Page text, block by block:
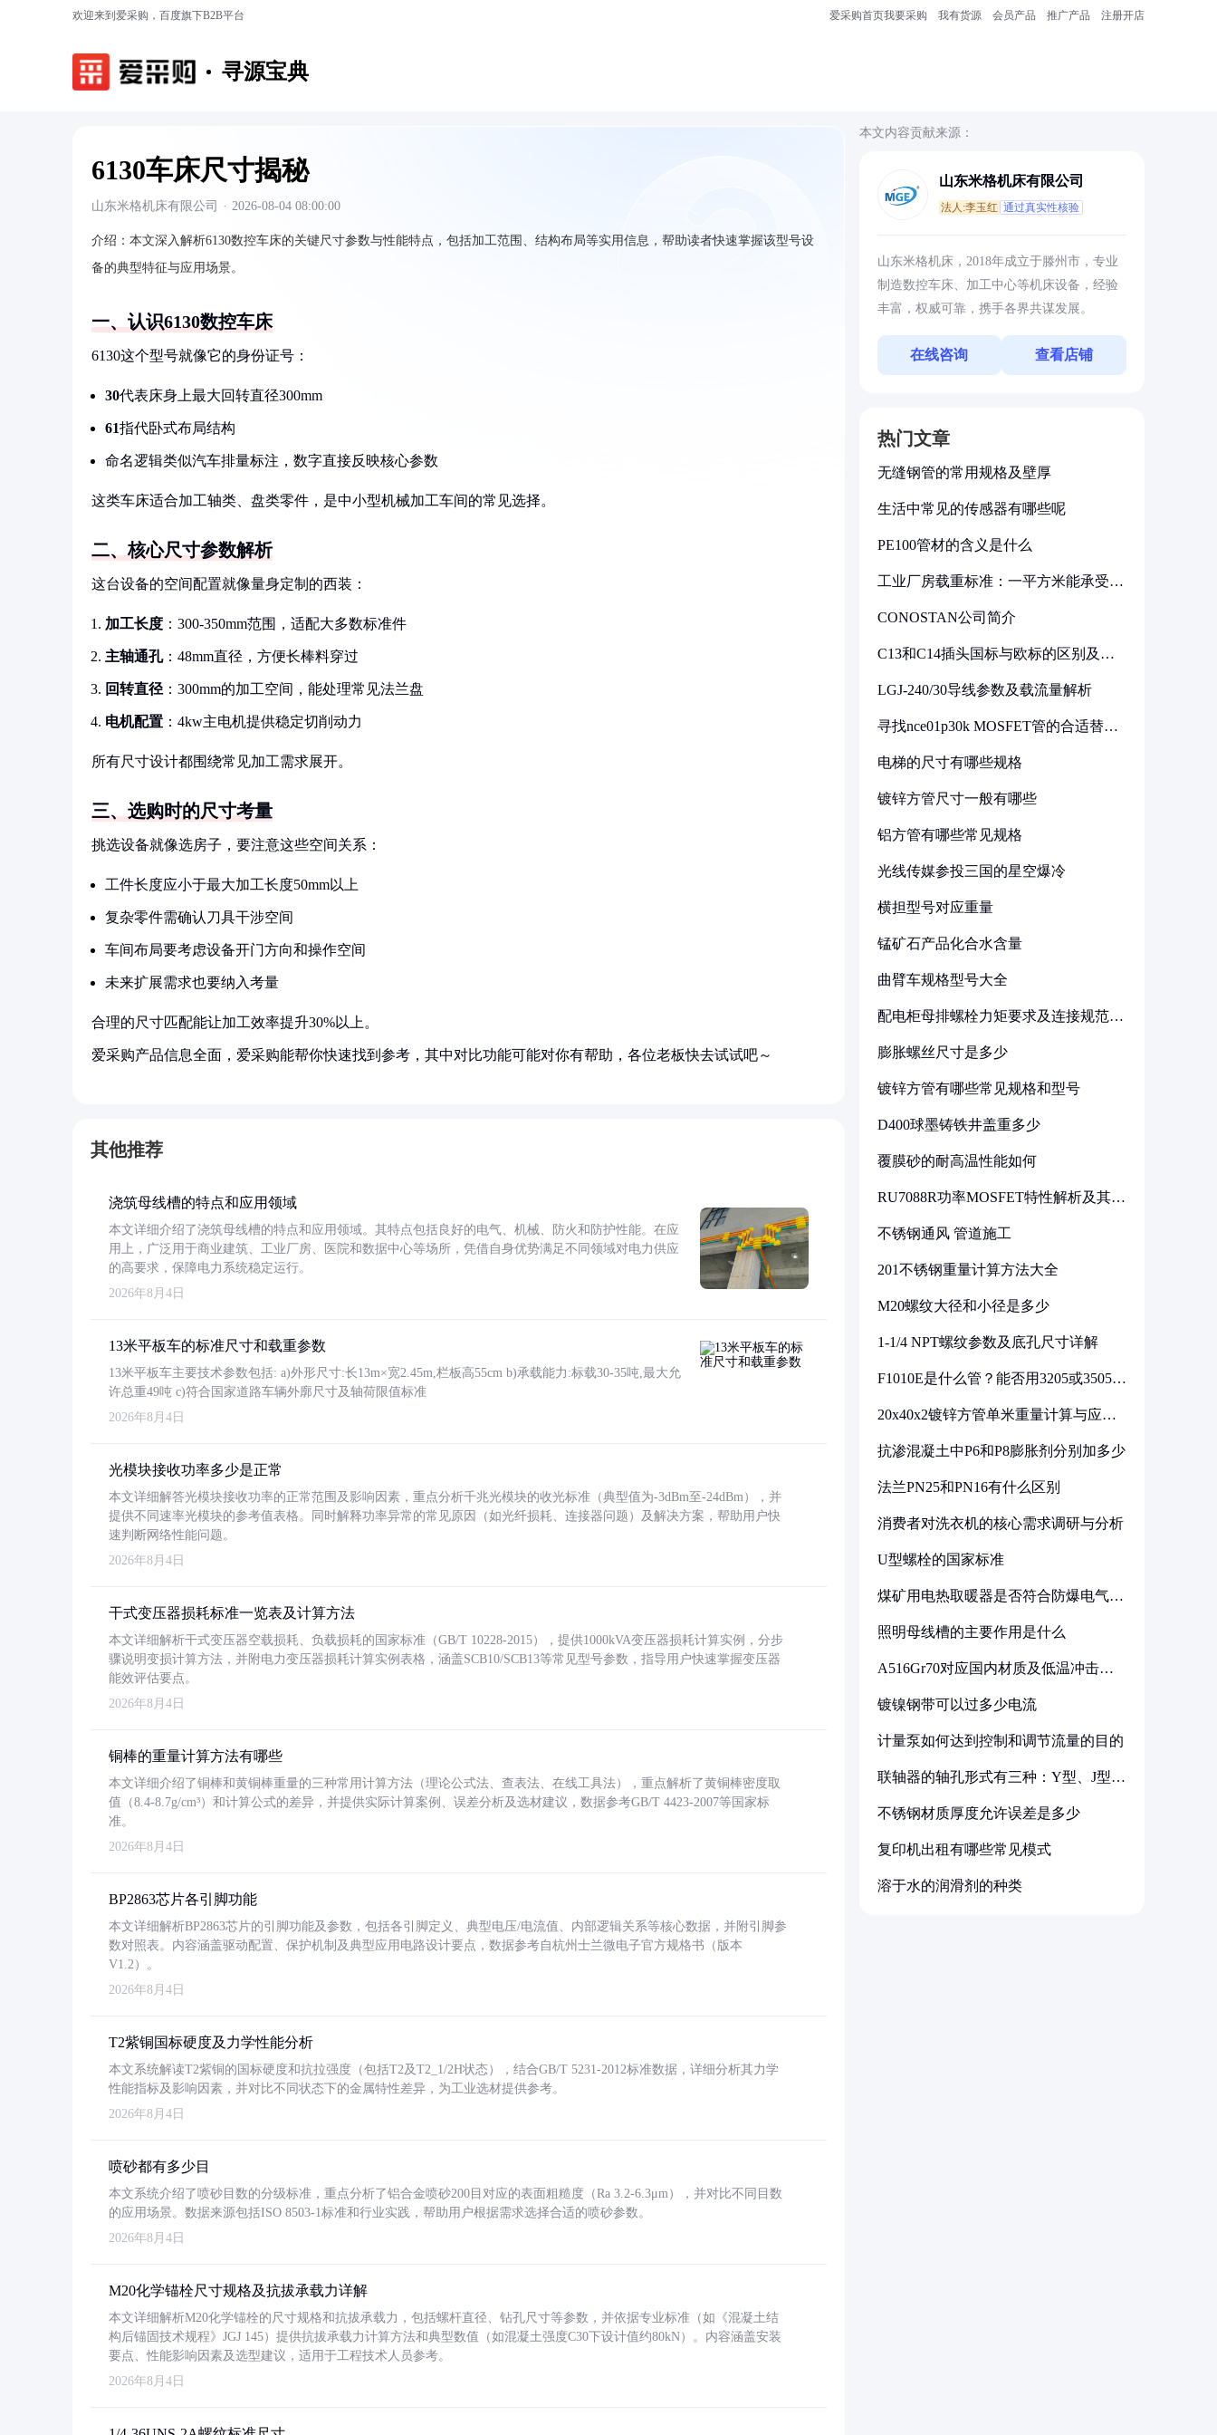
欢迎来到爱采购，百度旗下B2B平台 爱采购首页我要采购 我有货源 会员产品 推广产品 注册开店
寻源宝典
6130车床尺寸揭秘
山东米格机床有限公司 · 2026-08-04 08:00:00
介绍： 本文深入解析6130数控车床的关键尺寸参数与性能特点，包括加工范围、结构布局等实用信息，帮助读者快速掌握该型号设
备的典型特征与应用场景。
一、认识6130数控车床
6130这个型号就像它的身份证号：
30代表床身上最大回转直径300mm
61指代卧式布局结构
命名逻辑类似汽车排量标注，数字直接反映核心参数
这类车床适合加工轴类、盘类零件，是中小型机械加工车间的常见选择。
二、核心尺寸参数解析
这台设备的空间配置就像量身定制的西装：
加工长度 ：300-350mm范围，适配大多数标准件
主轴通孔：48mm直径，方便长棒料穿过
回转直径 ：300mm的加工空间，能处理常见法兰盘
电机配置 ：4kw主电机提供稳定切削动力
所有尺寸设计都围绕常见加工需求展开。
三、选购时的尺寸考量
挑选设备就像选房子，要注意这些空间关系：
工件长度应小于最大加工长度50mm以上
复杂零件需确认刀具干涉空间
车间布局要考虑设备开门方向和操作空间
未来扩展需求也要纳入考量
合理的尺寸匹配能让加工效率提升30%以上。
爱采购产品信息全面，爱采购能帮你快速找到参考，其中对比功能可能对你有帮助，各位老板快去试试吧～
其他推荐
浇筑母线槽的特点和应用领域
本文详细介绍了浇筑母线槽的特点和应用领域。其特点包括良好的电气、机械、防火和防护性能。在应
用上，广泛用于商业建筑、工业厂房、医院和数据中心等场所，凭借自身优势满足不同领域对电力供应
的高要求，保障电力系统稳定运行。
2026年8月4日
13米平板车的标准尺寸和载重参数
13米平板车主要技术参数包括: a)外形尺寸:长13m×宽2.45m,栏板高55cm b)承载能力:标载30-35吨,最大允
许总重49吨 c)符合国家道路车辆外廓尺寸及轴荷限值标准
2026年8月4日
光模块接收功率多少是正常
本文详细解答光模块接收功率的正常范围及影响因素，重点分析千兆光模块的收光标准（典型值为-3dBm至-24dBm），并
提供不同速率光模块的参考值表格。同时解释功率异常的常见原因（如光纤损耗、连接器问题）及解决方案，帮助用户快
速判断网络性能问题。
2026年8月4日
干式变压器损耗标准一览表及计算方法
本文详细解析干式变压器空载损耗、负载损耗的国家标准（GB/T 10228-2015），提供1000kVA变压器损耗计算实例，分步
骤说明变损计算方法，并附电力变压器损耗计算实例表格，涵盖SCB10/SCB13等常见型号参数，指导用户快速掌握变压器
能效评估要点。
2026年8月4日
铜棒的重量计算方法有哪些
本文详细介绍了铜棒和黄铜棒重量的三种常用计算方法（理论公式法、查表法、在线工具法），重点解析了黄铜棒密度取
值（8.4-8.7g/cm³）和计算公式的差异，并提供实际计算案例、误差分析及选材建议，数据参考GB/T 4423-2007等国家标
准。
2026年8月4日
BP2863芯片各引脚功能
本文详细解析BP2863芯片的引脚功能及参数，包括各引脚定义、典型电压/电流值、内部逻辑关系等核心数据，并附引脚参
数对照表。内容涵盖驱动配置、保护机制及典型应用电路设计要点，数据参考自杭州士兰微电子官方规格书（版本
V1.2）。
2026年8月4日
T2紫铜国标硬度及力学性能分析
本文系统解读T2紫铜的国标硬度和抗拉强度（包括T2及T2_1/2H状态），结合GB/T 5231-2012标准数据，详细分析其力学
性能指标及影响因素，并对比不同状态下的金属特性差异，为工业选材提供参考。
2026年8月4日
喷砂都有多少目
本文系统介绍了喷砂目数的分级标准，重点分析了铝合金喷砂200目对应的表面粗糙度（Ra 3.2-6.3μm），并对比不同目数
的应用场景。数据来源包括ISO 8503-1标准和行业实践，帮助用户根据需求选择合适的喷砂参数。
2026年8月4日
M20化学锚栓尺寸规格及抗拔承载力详解
本文详细解析M20化学锚栓的尺寸规格和抗拔承载力，包括螺杆直径、钻孔尺寸等参数，并依据专业标准（如《混凝土结
构后锚固技术规程》JGJ 145）提供抗拔承载力计算方法和典型数值（如混凝土强度C30下设计值约80kN）。内容涵盖安装
要点、性能影响因素及选型建议，适用于工程技术人员参考。
2026年8月4日
本文内容贡献来源：
山东米格机床有限公司
法人:李玉红 通过真实性核验
山东米格机床，2018年成立于滕州市，专业
制造数控车床、加工中心等机床设备，经验
丰富，权威可靠，携手各界共谋发展。
在线咨询 查看店铺
热门文章
无缝钢管的常用规格及壁厚
生活中常见的传感器有哪些呢
PE100管材的含义是什么
工业厂房载重标准：一平方米能承受多
CONOSTAN公司简介
C13和C14插头国标与欧标的区别及其
LGJ-240/30导线参数及载流量解析
寻找nce01p30k MOSFET管的合适替代
电梯的尺寸有哪些规格
镀锌方管尺寸一般有哪些
铝方管有哪些常见规格
光线传媒参投三国的星空爆冷
横担型号对应重量
锰矿石产品化合水含量
曲臂车规格型号大全
配电柜母排螺栓力矩要求及连接规范详
膨胀螺丝尺寸是多少
镀锌方管有哪些常见规格和型号
D400球墨铸铁井盖重多少
覆膜砂的耐高温性能如何
RU7088R功率MOSFET特性解析及其在
不锈钢通风 管道施工
201不锈钢重量计算方法大全
M20螺纹大径和小径是多少
1-1/4 NPT螺纹参数及底孔尺寸详解
F1010E是什么管？能否用3205或3505代
20x40x2镀锌方管单米重量计算与应用
抗渗混凝土中P6和P8膨胀剂分别加多少
法兰PN25和PN16有什么区别
消费者对洗衣机的核心需求调研与分析
U型螺栓的国家标准
煤矿用电热取暖器是否符合防爆电气设
照明母线槽的主要作用是什么
A516Gr70对应国内材质及低温冲击要
镀镍钢带可以过多少电流
计量泵如何达到控制和调节流量的目的
联轴器的轴孔形式有三种：Y型、J型、
不锈钢材质厚度允许误差是多少
复印机出租有哪些常见模式
溶于水的润滑剂的种类